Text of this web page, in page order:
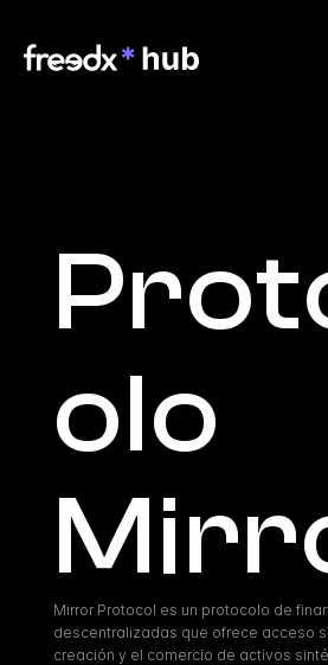
olo
Mirror Protocol es un protocolo de
descentralizadas que ofrece acceso
creación y el comercio de activos